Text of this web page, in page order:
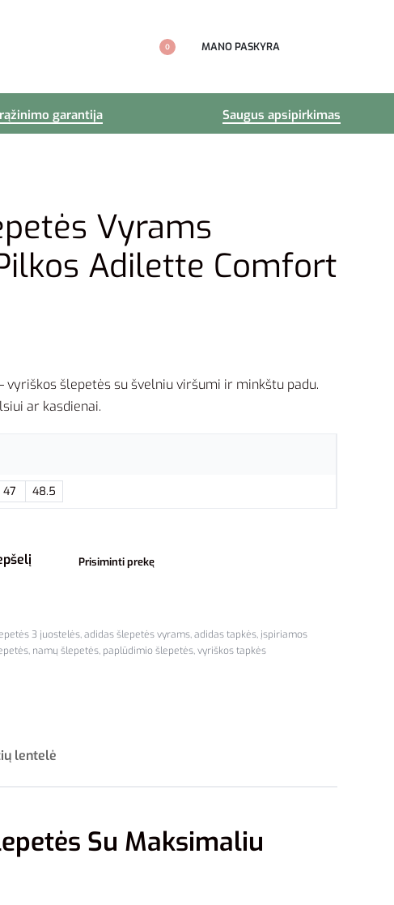
0 MANO PASKYRA
garantija Saugus apsipirkimas
Vyrams
Adilette Comfort
vyriškos šlepetės su švelniu viršumi ir minkštu padu.
ar kasdienai.
47 48.5
Prisiminti prekę
3 juostelės,adidas šlepetės vyrams,adidas tapkės, įspiriamos
, namų šlepetės, paplūdimio šlepetės,vyriškos tapkės
lentelė
Su Maksimaliu